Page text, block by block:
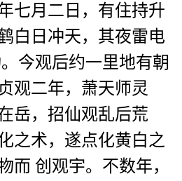
七月二日，有住持升
白日冲天，其夜雷电
今观后约一里地有朝
观二年，萧天师灵
岳，招仙观乱后荒
之术，遂点化黄白之
而 创观宇。不数年，